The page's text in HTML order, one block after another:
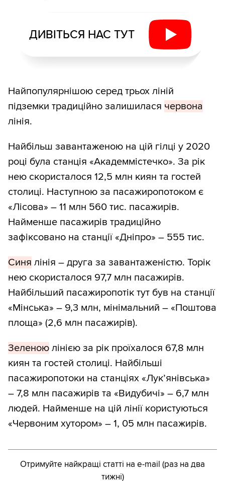
ДИВІТЬСЯ НАС ТУТ
Найпопулярнішою серед трьох ліній
підземки традиційно залишилася червона
лінія.
Найбільш завантаженою на цій гілці у 2020
році була станція «Академмістечко». За рік
нею скористалося 12,5 млн киян та гостей
столиці. Наступною за пасажиропотоком є
«Лісова» – 11 млн 560 тис. пасажирів.
Найменше пасажирів традиційно
зафіксовано на станції «Дніпро» – 555 тис.
Синя лінія – друга за завантаженістю. Торік
нею скористалося 97,7 млн пасажирів.
Найбільший пасажиропотік тут був на станції
«Мінська» – 9,3 млн, мінімальний – «Поштова
площа» (2,6 млн пасажирів).
Зеленою лінією за рік проїхалося 67,8 млн
киян та гостей столиці. Найбільші
пасажиропотоки на станціях «Лук’янівська»
– 7,8 млн пасажирів та «Видубичі» – 6,7 млн
людей. Найменше на цій лінії користуються
«Червоним хутором» – 1, 05 млн пасажирів.
Отримуйте найкращі статті на e-mail (раз на два
тижні)